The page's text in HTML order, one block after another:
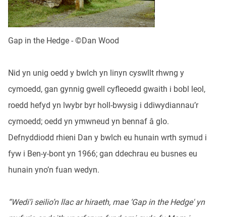
Gap in the Hedge - ©Dan Wood
Nid yn unig oedd y bwlch yn linyn cyswllt rhwng y
cymoedd, gan gynnig gwell cyfleoedd gwaith i bobl leol,
roedd hefyd yn lwybr byr holl-bwysig i ddiwydiannau’r
cymoedd; oedd yn ymwneud yn bennaf â glo.
Defnyddiodd rhieni Dan y bwlch eu hunain wrth symud i
fyw i Ben-y-bont yn 1966; gan ddechrau eu busnes eu
hunain yno’n fuan wedyn.
“Wedi’i seilio’n llac ar hiraeth, mae ‘Gap in the Hedge' yn